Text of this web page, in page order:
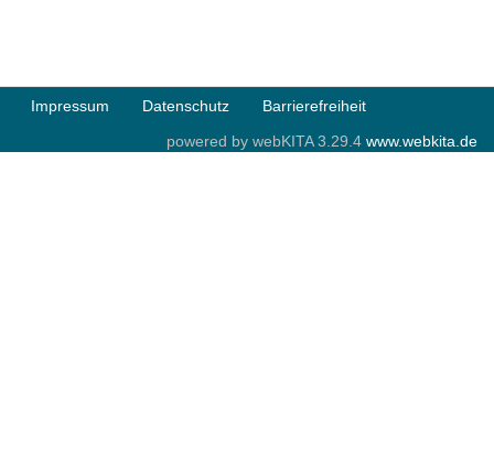
Impressum Datenschutz
Barrierefreiheit
powered by webKITA 3.29.4 www.webkita.de